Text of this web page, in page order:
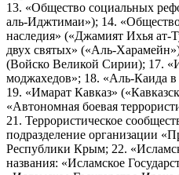
13. «Общество социальных
аль-Иджтимаи»); 14.
наследия» («Джамият Ихья ат-
двух святых» («Аль-
(Войско Великой Сирии); 17.
моджахедов»; 18. «Аль-Каида в
19. «Имарат Кавказ»
«Автономная боевая
21. Террористическое
подразделение организации
Республики Крым; 22.
названия: «Исламское